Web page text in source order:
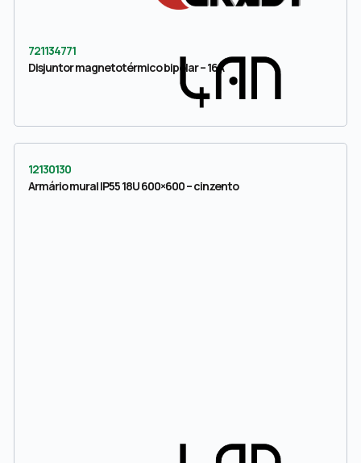
721134771
Disjuntor magnetotérmico bipolar – 16A
12130130
Armário mural IP55 18U 600×600 – cinzento